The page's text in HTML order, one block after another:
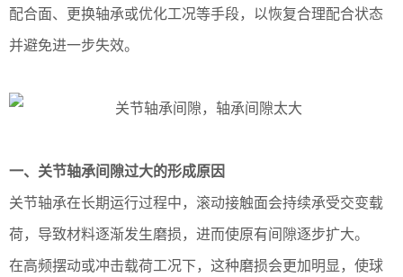
配合面、更换轴承或优化工况等手段，以恢复合理配合状态
并避免进一步失效。
一、关节轴承间隙过大的形成原因
关节轴承在长期运行过程中，滚动接触面会持续承受交变载
荷，导致材料逐渐发生磨损，进而使原有间隙逐步扩大。
在高频摆动或冲击载荷工况下，这种磨损会更加明显，使球